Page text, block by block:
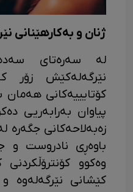
ژنان و بەکارهێنانی
لە سەرەتای
نێرگەلەکێش زۆر
کۆتایییەکانی هەمان
پیاوان بەرابەریی
زەبەلاحەکانی جگەرە
باوەڕی نادروست و
وەکوو
کێشانی نێرگەلەوە